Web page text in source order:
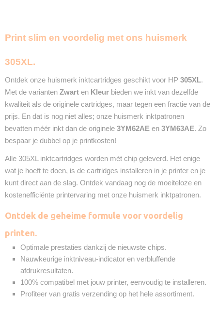
Print slim en voordelig met ons huismerk
305XL.
Ontdek onze huismerk inktcartridges geschikt voor HP 305XL.
Met de varianten Zwart en Kleur bieden we inkt van dezelfde
kwaliteit als de originele cartridges, maar tegen een fractie van de
prijs. En dat is nog niet alles; onze huismerk inktpatronen
bevatten méér inkt dan de originele 3YM62AE en 3YM63AE. Zo
bespaar je dubbel op je printkosten!
Alle 305XL inktcartridges worden mét chip geleverd. Het enige
wat je hoeft te doen, is de cartridges installeren in je printer en je
kunt direct aan de slag. Ontdek vandaag nog de moeiteloze en
kostenefficiënte printervaring met onze huismerk inktpatronen.
Ontdek de geheime formule voor voordelig
printen.
Optimale prestaties dankzij de nieuwste chips.
Nauwkeurige inktniveau-indicator en verbluffende
afdrukresultaten.
100% compatibel met jouw printer, eenvoudig te installeren.
Profiteer van gratis verzending op het hele assortiment.